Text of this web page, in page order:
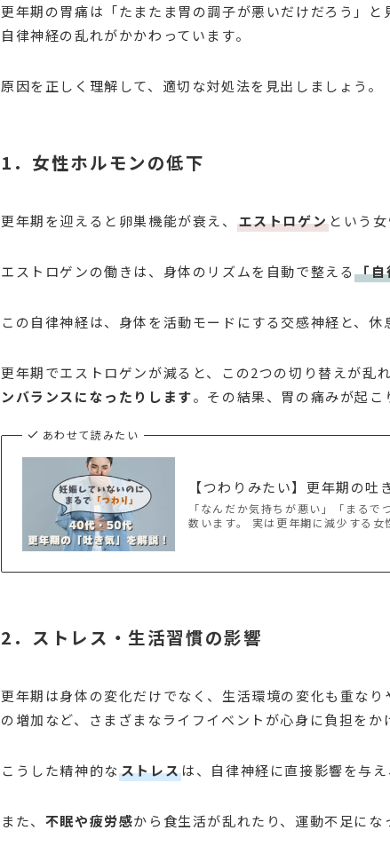
更年期の胃痛は「たまたま胃の調子が悪いだけだろう」
自律神経の乱れがかかわっています。
原因を正しく理解して、適切な対処法を見出しましょう。
1．女性ホルモンの低下
更年期を迎えると卵巣機能が衰え、 エストロゲン という
エストロゲンの働きは、身体のリズムを自動で整える「自
この自律神経は、身体を活動モードにする交感神経と、
更年期でエストロゲンが減ると、この2つの切り替えが乱れ
ンバランスになったりします。その結果、胃の痛みが起こ
あわせて読みたい
【つわりみたい】更年期の吐
「なんだか気持ちが悪い」「まる
数います。 実は更年期に減少する
2．ストレス・生活習慣の影響
更年期は身体の変化だけでなく、生活環境の変化も重な
の増加など、さまざまなライフイベントが心身に負担をか
こうした精神的なストレスは、自律神経に直接影響を与
また、 不眠や疲労感から食生活が乱れたり、運動不足にな